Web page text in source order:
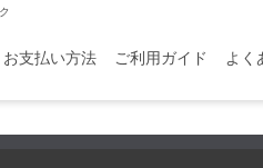
お支払い方法 ご利用ガイド よく